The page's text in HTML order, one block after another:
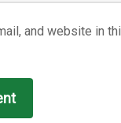
and website in